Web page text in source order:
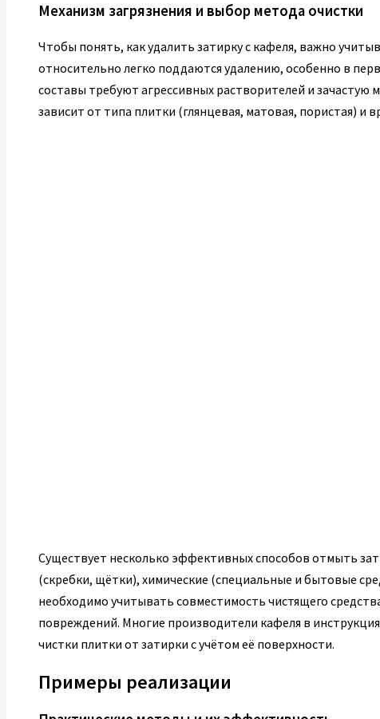
Механизм загрязнения и выбор метода очистки
Чтобы понять, как удалить затирку с кафеля, важно
относительно легко поддаются удалению, особенно в
составы требуют агрессивных растворителей и зачастую
зависит от типа плитки (глянцевая, матовая, пористая) и
Существует несколько эффективных способов отмыть
(скребки, щётки), химические (специальные и бытовые
необходимо учитывать совместимость чистящего
повреждений. Многие производители кафеля в
чистки плитки от затирки с учётом её поверхности.
Примеры реализации